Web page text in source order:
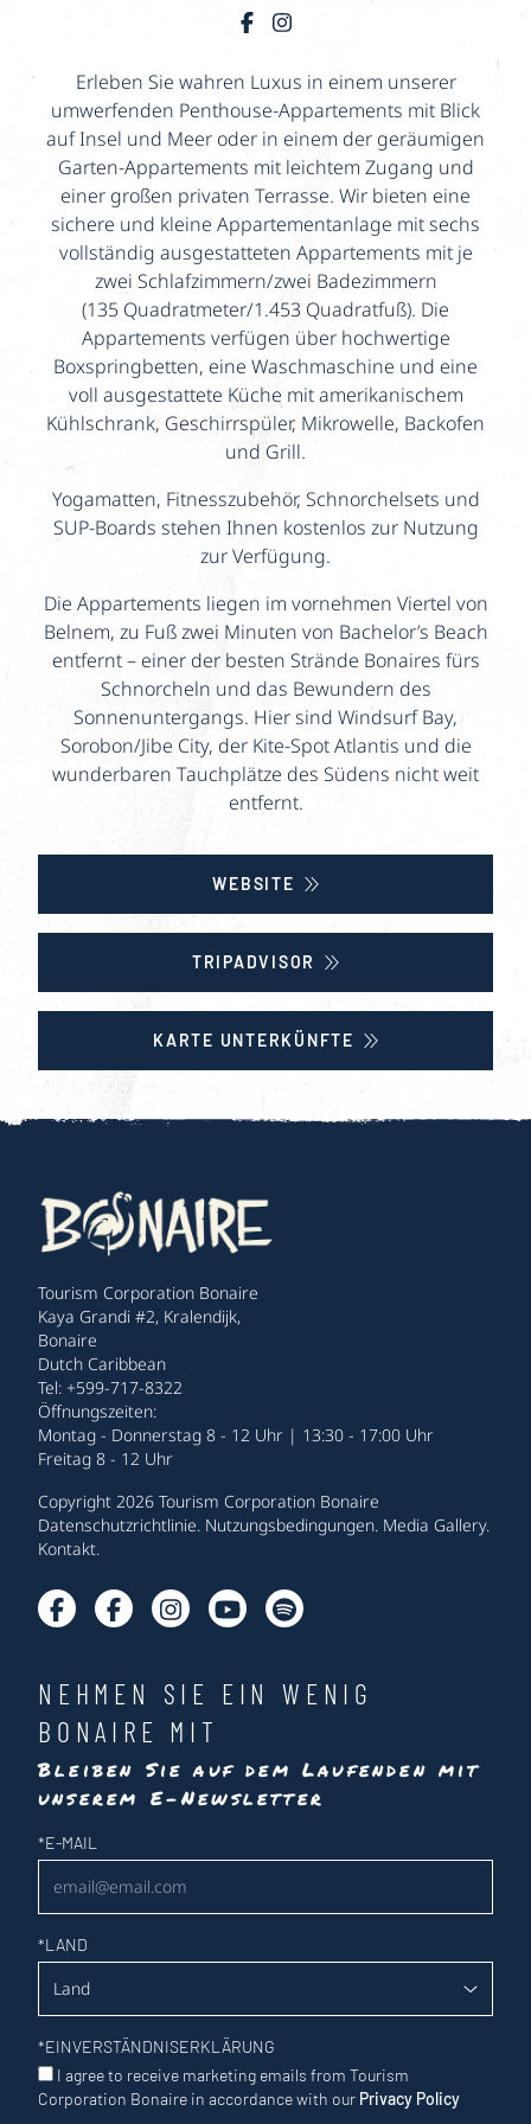
Erleben Sie wahren Luxus in einem unserer
umwerfenden Penthouse-Appartements mit Blick
auf Insel und Meer oder in einem der geräumigen
Garten-Appartements mit leichtem Zugang und
einer großen privaten Terrasse. Wir bieten eine
sichere und kleine Appartementanlage mit sechs
vollständig ausgestatteten Appartements mit je
zwei Schlafzimmern/zwei Badezimmern
(135 Quadratmeter/1.453 Quadratfuß). Die
Appartements verfügen über hochwertige
Boxspringbetten, eine Waschmaschine und eine
voll ausgestattete Küche mit amerikanischem
Kühlschrank, Geschirrspüler, Mikrowelle, Backofen
und Grill.
Yogamatten, Fitnesszubehör, Schnorchelsets und
SUP-Boards stehen Ihnen kostenlos zur Nutzung
zur Verfügung.
Die Appartements liegen im vornehmen Viertel von
Belnem, zu Fuß zwei Minuten von Bachelor’s Beach
entfernt – einer der besten Strände Bonaires fürs
Schnorcheln und das Bewundern des
Sonnenuntergangs. Hier sind Windsurf Bay,
Sorobon/Jibe City, der Kite-Spot Atlantis und die
wunderbaren Tauchplätze des Südens nicht weit
entfernt.
WEBSITE
TRIPADVISOR
KARTE UNTERKÜNFTE
Tourism Corporation Bonaire
Kaya Grandi #2, Kralendijk,
Bonaire
Dutch Caribbean
Tel: +599-717-8322
Öffnungszeiten:
Montag - Donnerstag 8 - 12 Uhr | 13:30 - 17:00 Uhr
Freitag 8 - 12 Uhr
Copyright 2026 Tourism Corporation Bonaire
Datenschutzrichtlinie. Nutzungsbedingungen. Media Gallery.
Kontakt.
NEHMEN SIE EIN WENIG
BONAIRE MIT
Bleiben Sie auf dem Laufenden mit
unserem E-Newsletter
Newsletter
*E-MAIL
*LAND
*EINVERSTÄNDNISERKLÄRUNG
I agree to receive marketing emails from Tourism
Corporation Bonaire in accordance with our Privacy Policy